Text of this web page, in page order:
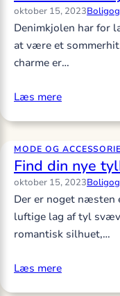
oktober 15, 2023
Denimkjolen har for
at være et
charme er…
Læs mere
MODE OG
Find din nye
oktober 15, 2023
Der er noget næsten
luftige lag af tyl
romantisk silhuet,…
Læs mere